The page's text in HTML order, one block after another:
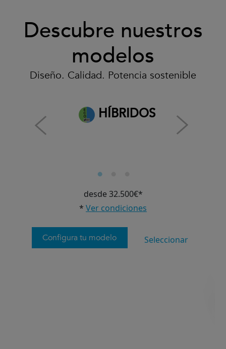
Descubre nuestros
modelos
Diseño. Calidad. Potencia sostenible
HÍBRIDOS
desde 32.500€*
* Ver condiciones
Configura tu modelo Seleccionar